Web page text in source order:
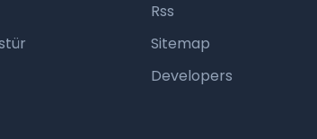
Rss
Sitemap
Developers